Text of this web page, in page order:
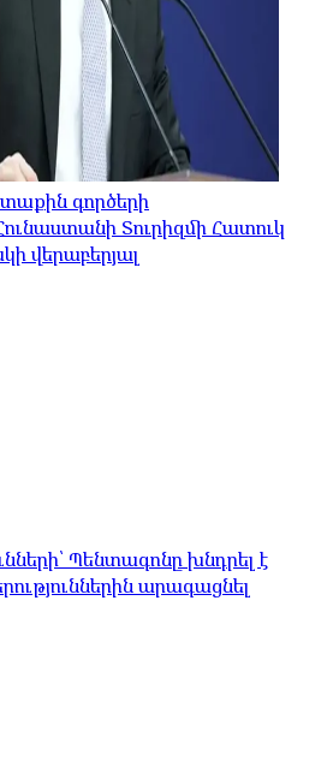
գործերի
Տուրիզմի Հատուկ
վերաբերյալ
Պենտագոնը խնդրել է
արագացնել